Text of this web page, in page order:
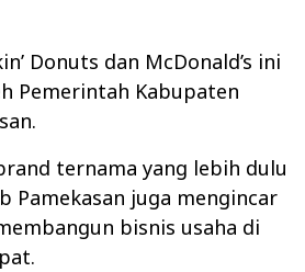
Donuts dan McDonald’s ini
Pemerintah Kabupaten
ternama yang lebih dulu
Pamekasan juga mengincar
bisnis usaha di